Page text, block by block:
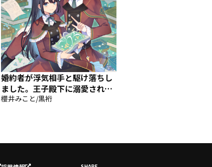
婚約者が浮気相手と駆け落ちし
ました。王子殿下に溺愛されて
幸せなので、今さら戻りたいと
櫻井みこと/黒裄